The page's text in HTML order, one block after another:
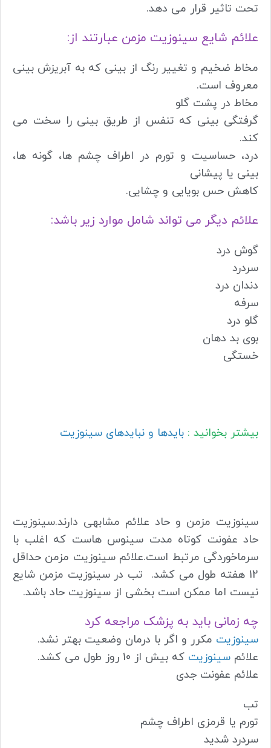
تحت تاثیر قرار می دهد.
علائم شایع سینوزیت مزمن عبارتند از:
مخاط ضخیم و تغییر رنگ از بینی که به آبریزش بینی
معروف است.
مخاط در پشت گلو
گرفتگی بینی که تنفس از طریق بینی را سخت می
کند.
درد، حساسیت و تورم در اطراف چشم ها، گونه ها،
بینی یا پیشانی
کاهش حس بویایی و چشایی.
علائم دیگر می تواند شامل موارد زیر باشد:
گوش درد
سردرد
دندان درد
سرفه
گلو درد
بوی بد دهان
خستگی
بیشتر بخوانید : بایدها و نبایدهای سینوزیت
سینوزیت مزمن و حاد علائم مشابهی دارند.سینوزیت
حاد عفونت کوتاه مدت سینوس هاست که اغلب با
سرماخوردگی مرتبط است.علائم سینوزیت مزمن حداقل
12 هفته طول می کشد. تب در سینوزیت مزمن شایع
نیست اما ممکن است بخشی از سینوزیت حاد باشد.
چه زمانی باید به پزشک مراجعه کرد
سینوزیت مکرر و اگر با درمان وضعیت بهتر نشد.
علائم سینوزیت که بیش از 10 روز طول می کشد.
علائم عفونت جدی
تب
تورم یا قرمزی اطراف چشم
سردرد شدید